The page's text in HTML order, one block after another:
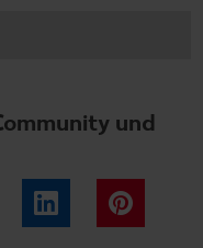
und
Instagram LinkedIn